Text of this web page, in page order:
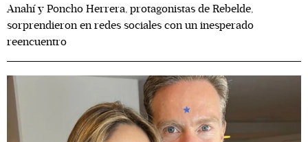
Anahí y Poncho Herrera, protagonistas de Rebelde,
sorprendieron en redes sociales con un inesperado
reencuentro